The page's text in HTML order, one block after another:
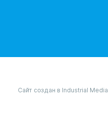
Сайт создан в Industrial Media